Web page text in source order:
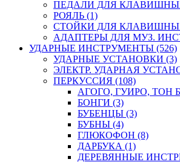
ПЕДАЛИ ДЛЯ
РОЯЛЬ (1)
СТОЙКИ ДЛЯ
АДАПТЕРЫ ДЛЯ МУЗ.
УДАРНЫЕ ИНСТРУМЕНТЫ (526)
УДАРНЫЕ УСТАНОВКИ (3)
ЭЛЕКТР. УДАРНАЯ
ПЕРКУССИЯ (108)
АГОГО, ГУИРО, ТОН
БОНГИ (3)
БУБЕНЦЫ (3)
БУБНЫ (4)
ГЛЮКОФОН (8)
ДАРБУКА (1)
ДЕРЕВЯННЫЕ